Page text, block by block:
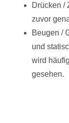
Drücken /
zuvor
Beugen /
und
wird
gesehen.